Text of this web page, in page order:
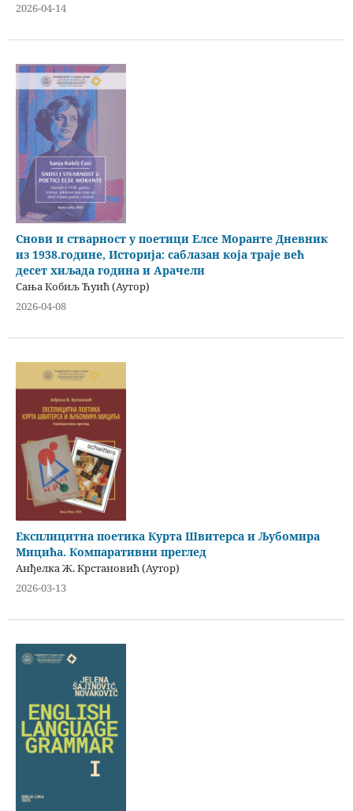
2026-04-14
Снови и стварност у поетици Елсе Моранте Дневник
из 1938.године, Историја: саблазан која траје већ
десет хиљада година и Арачели
Сања Кобиљ Ћуић (Аутор)
2026-04-08
Експлицитна поетика Курта Швитерса и Љубомира
Мицића. Компаративни преглед
Анђелка Ж. Крстановић (Аутор)
2026-03-13